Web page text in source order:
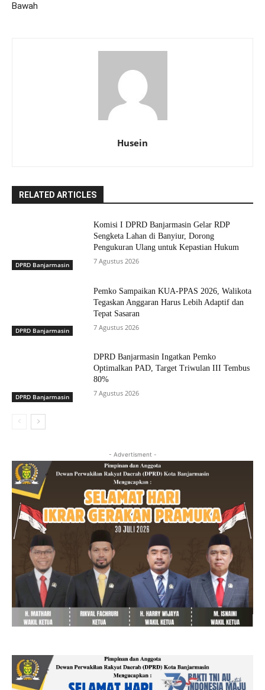
Bawah
Husein
RELATED ARTICLES
DPRD Banjarmasin
Komisi I DPRD Banjarmasin Gelar RDP
Sengketa Lahan di Banyiur, Dorong
Pengukuran Ulang untuk Kepastian Hukum
7 Agustus 2026
DPRD Banjarmasin
Pemko Sampaikan KUA-PPAS 2026, Walikota
Tegaskan Anggaran Harus Lebih Adaptif dan
Tepat Sasaran
7 Agustus 2026
DPRD Banjarmasin
DPRD Banjarmasin Ingatkan Pemko
Optimalkan PAD, Target Triwulan III Tembus
80%
7 Agustus 2026
- Advertisment -